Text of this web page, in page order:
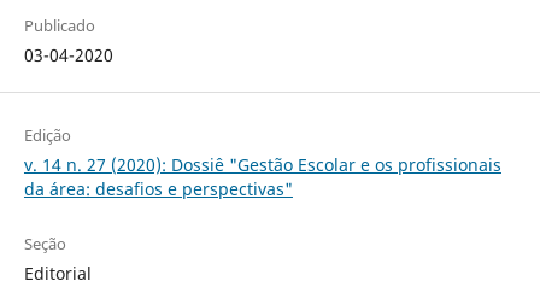
Publicado
03-04-2020
Edição
v. 14 n. 27 (2020): Dossiê "Gestão Escolar e os profissionais
da área: desafios e perspectivas"
Seção
Editorial